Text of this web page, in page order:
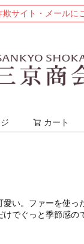
サイト・メールに
カート
い。ファーを使
でぐっと季節感の